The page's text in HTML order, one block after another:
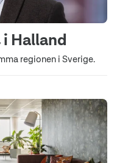
Halland
regionen i Sverige.